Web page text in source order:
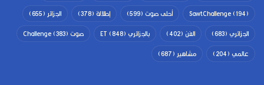
SawtChallenge(194) أحلى صوت (599) إطلالة (378) الجزائر (655)
الجزائري (683) الفن (402) بالجزائري ET (848) صوت Challenge (383)
عالمي (204) مشاهير (687)